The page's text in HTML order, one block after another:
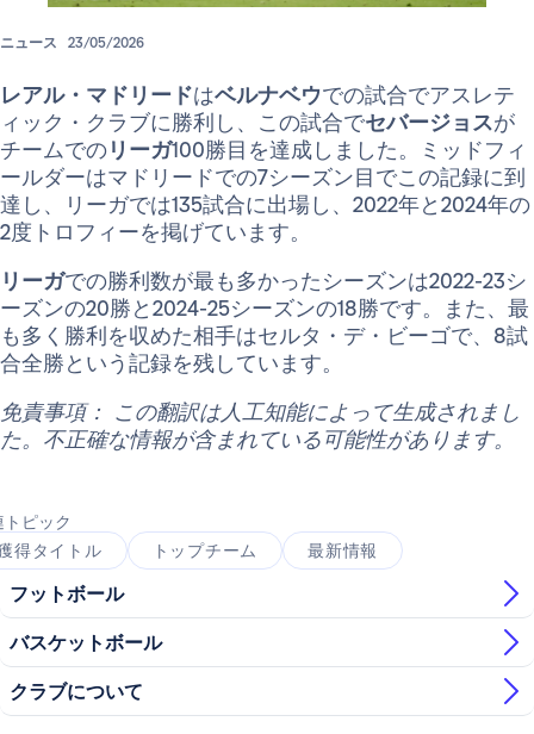
ニュース 23/05/2026
レアル・マドリードはベルナベウでの試合でアスレテ
ィック・クラブに勝利し、この試合でセバージョスが
チームでのリーガ100勝目を達成しました。ミッドフィ
ールダーはマドリードでの7シーズン目でこの記録に到
達し、リーガでは135試合に出場し、2022年と2024年の
2度トロフィーを掲げています。
リーガでの勝利数が最も多かったシーズンは2022-23シ
ーズンの20勝と2024-25シーズンの18勝です。また、最
も多く勝利を収めた相手はセルタ・デ・ビーゴで、8試
合全勝という記録を残しています。
免責事項： この翻訳は人工知能によって生成されまし
た。不正確な情報が含まれている可能性があります。
トピック
得タイトル
トップチーム 最新情報
フットボール
バスケットボール
クラブについて